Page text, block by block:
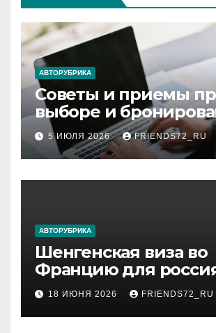
АВТОРУБРИКА
Советы и приемы
выборе и
авиабилетов
5 ИЮЛЯ 2026 FRIENDS72_RU
АВТОРУБРИКА
Шенгенская виза во
Францию для
2026 году: сроки от 3
и список
документов
18 ИЮНЯ 2026 FRIENDS72_RU